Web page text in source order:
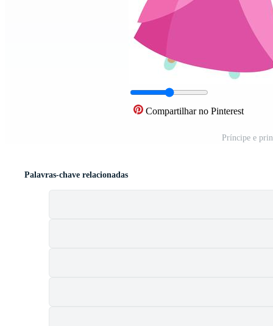
Compartilhar no Pinterest
Príncipe e
Palavras-chave relacionadas